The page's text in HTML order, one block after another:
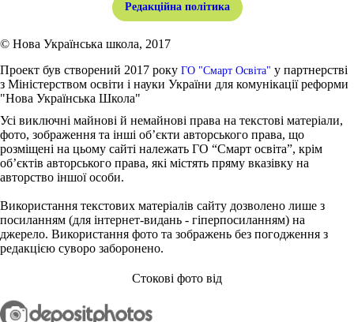
Редакційна політика
© Нова Українська школа, 2017
Проект був створений 2017 року ГО "Смарт Освіта" у партнерстві
з Міністерством освіти і науки України для комунікації реформи
"Нова Українська Школа"
Усі виключні майнові й немайнові права на текстові матеріали,
фото, зображення та інші об’єкти авторського права, що
розміщені на цьому сайті належать ГО “Смарт освіта”, крім
об’єктів авторського права, які містять пряму вказівку на
авторство іншої особи.
Використання текстових матеріалів сайту дозволено лише з
посиланням (для інтернет-видань - гіперпосиланням) на
джерело. Використання фото та зображень без погодження з
редакцією суворо заборонено.
Стокові фото від